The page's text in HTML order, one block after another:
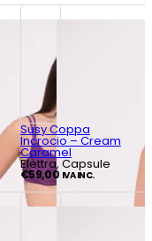
Susy Coppa
Incrocio – Cream
Caramel
Elettra, Capsule
€59,00 IVA INC.